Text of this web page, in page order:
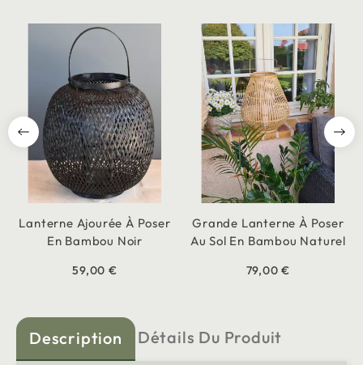
Lanterne Ajourée À Poser
En Bambou Noir
59,00 €
Grande Lanterne À Poser
Au Sol En Bambou Naturel
79,00 €
Description Détails Du Produit